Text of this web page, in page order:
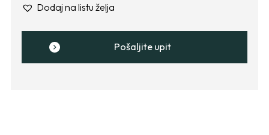
Dodaj na listu želja
Pošaljite upit